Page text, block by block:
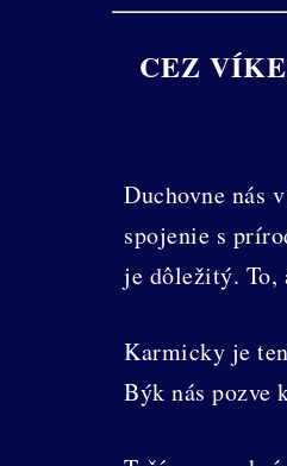
CEZ
Duchovne nás
spojenie s
je dôležitý. To,
Karmicky je
Býk nás pozve